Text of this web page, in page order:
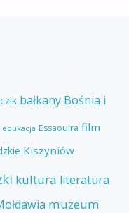
bałkany Bośnia i
edukacja Essaouira film
Kiszyniów
kultura literatura
muzeum